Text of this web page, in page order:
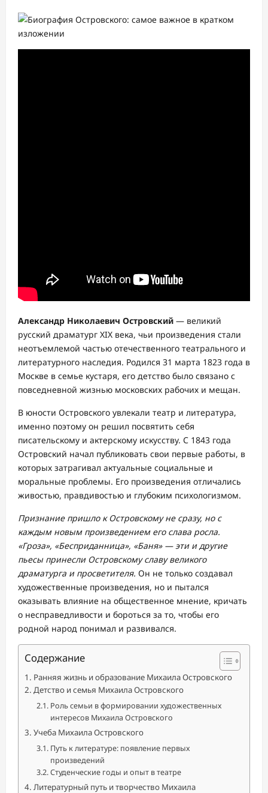
Александр Николаевич Островский — великий
русский драматург XIX века, чьи произведения стали
неотъемлемой частью отечественного театрального и
литературного наследия. Родился 31 марта 1823 года в
Москве в семье кустаря, его детство было связано с
повседневной жизнью московских рабочих и мещан.
В юности Островского увлекали театр и литература,
именно поэтому он решил посвятить себя
писательскому и актерскому искусству. С 1843 года
Островский начал публиковать свои первые работы, в
которых затрагивал актуальные социальные и
моральные проблемы. Его произведения отличались
живостью, правдивостью и глубоким психологизмом.
Признание пришло к Островскому не сразу, но с
каждым новым произведением его слава росла.
«Гроза», «Бесприданница», «Баня» — эти и другие
пьесы принесли Островскому славу великого
драматурга и просветителя. Он не только создавал
художественные произведения, но и пытался
оказывать влияние на общественное мнение, кричать
о несправедливости и бороться за то, чтобы его
родной народ понимал и развивался.
Содержание
Ранняя жизнь и образование Михаила Островского
Детство и семья Михаила Островского
Роль семьи в формировании художественных
интересов Михаила Островского
Учеба Михаила Островского
Путь к литературе: появление первых
произведений
Студенческие годы и опыт в театре
Литературный путь и творчество Михаила